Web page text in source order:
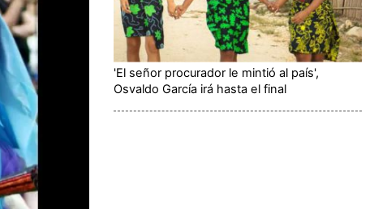
'El señor procurador le mintió al país',
Osvaldo García irá hasta el final